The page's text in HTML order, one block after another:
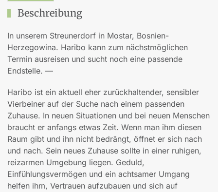
Beschreibung
In unserem Streunerdorf in Mostar, Bosnien-
Herzegowina. Haribo kann zum nächstmöglichen
Termin ausreisen und sucht noch eine passende
Endstelle. —
Haribo ist ein aktuell eher zurückhaltender, sensibler
Vierbeiner auf der Suche nach einem passenden
Zuhause. In neuen Situationen und bei neuen Menschen
braucht er anfangs etwas Zeit. Wenn man ihm diesen
Raum gibt und ihn nicht bedrängt, öffnet er sich nach
und nach. Sein neues Zuhause sollte in einer ruhigen,
reizarmen Umgebung liegen. Geduld,
Einfühlungsvermögen und ein achtsamer Umgang
helfen ihm, Vertrauen aufzubauen und sich auf